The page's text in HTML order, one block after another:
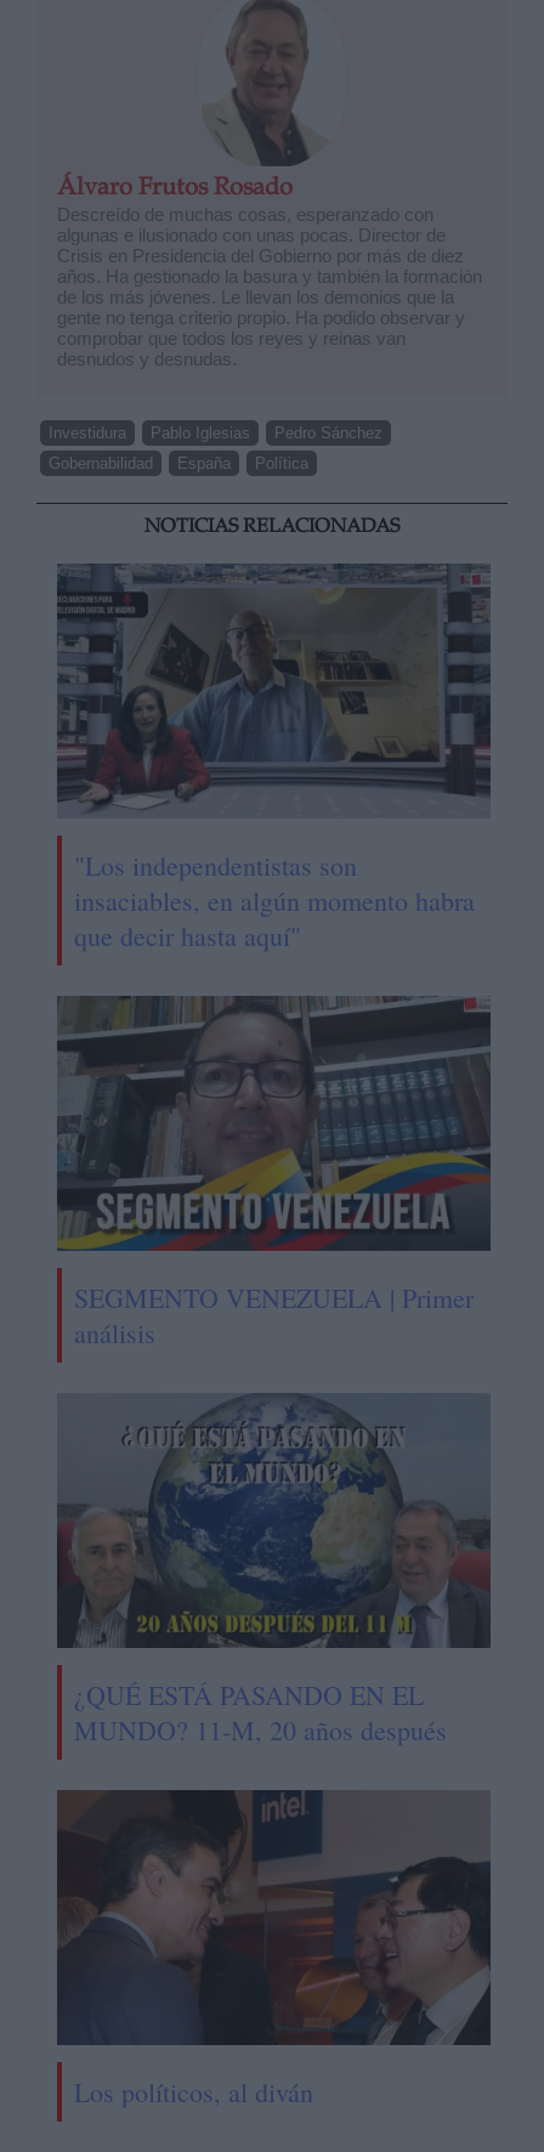
Álvaro Frutos Rosado
Descreído de muchas cosas, esperanzado con
algunas e ilusionado con unas pocas. Director de
Crisis en Presidencia del Gobierno por más de diez
años. Ha gestionado la basura y también la formación
de los más jóvenes. Le llevan los demonios que la
gente no tenga criterio propio. Ha podido observar y
comprobar que todos los reyes y reinas van
desnudos y desnudas.
Investidura Pablo Iglesias
Pedro Sánchez
Gobernabilidad
España Política
NOTICIAS RELACIONADAS
"Los independentistas son
insaciables, en algún momento habra
que decir hasta aquí"
SEGMENTO VENEZUELA | Primer
análisis
¿QUÉ ESTÁ PASANDO EN EL
MUNDO? 11-M, 20 años después
Los políticos, al diván